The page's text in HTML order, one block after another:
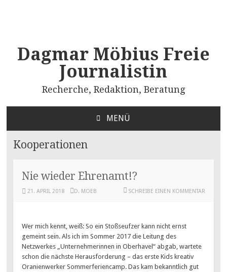
Dagmar Möbius Freie
Journalistin
Recherche, Redaktion, Beratung
MENÜ
SPRINGEN
Kooperationen
Nie wieder Ehrenamt!?
21. APRIL 2018 D. MOEB SCHREIBE EINEN KOMMENTAR
Wer mich kennt, weiß: So ein Stoßseufzer kann nicht ernst
gemeint sein. Als ich im Sommer 2017 die Leitung des
Netzwerkes „Unternehmerinnen in Oberhavel“ abgab, wartete
schon die nächste Herausforderung – das erste Kids kreativ
Oranienwerker Sommerferiencamp. Das kam bekanntlich gut